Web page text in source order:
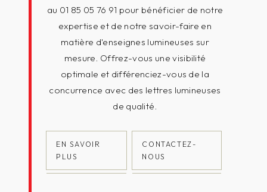
au 01 85 05 76 91 pour bénéficier de notre
expertise et de notre savoir-faire en
matière d'enseignes lumineuses sur
mesure. Offrez-vous une visibilité
optimale et différenciez-vous de la
concurrence avec des lettres lumineuses
de qualité.
EN SAVOIR
PLUS
CONTACTEZ-
NOUS